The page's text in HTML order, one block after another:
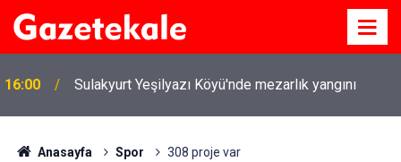
16:00 Sulakyurt Yeşilyazı Köyü'nde mezarlık yangını
Anasayfa Spor 308 proje var